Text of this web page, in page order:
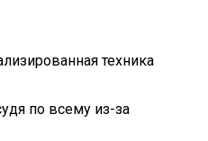
техника
по всему из-за